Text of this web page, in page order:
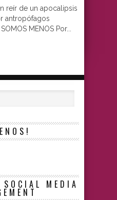
reír de un apocalipsis
antropófagos
MENOS Por...
MEDIA